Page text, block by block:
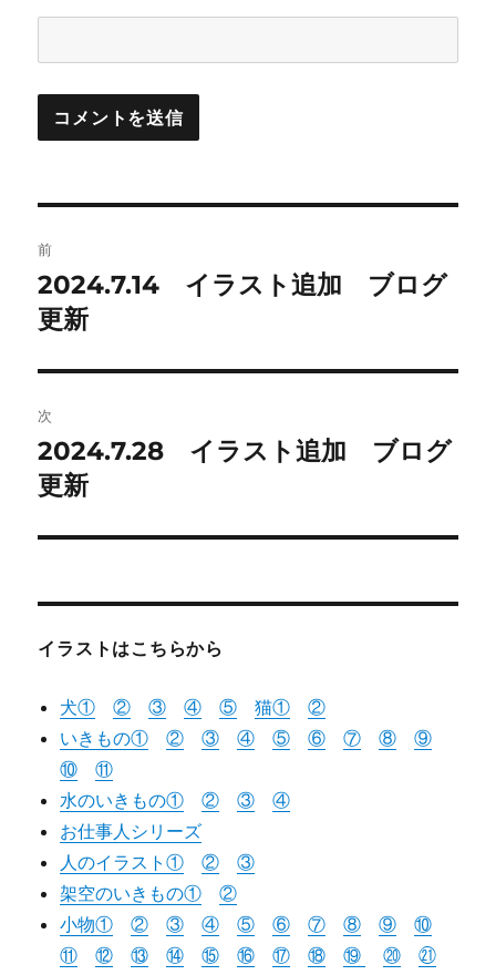
稿
ナ
ビ
ゲ
ー
シ
ン
前
前
の
稿:
2024.7.14 イラスト追加 ブログ
更新
次
次
の
稿:
2024.7.28 イラスト追加 ブログ
更新
イラストはこちらから
犬① ② ③ ④ ⑤ 猫①
②
いきもの①
② ③ ④ ⑤ ⑥ ⑦ ⑧
⑨
⑩
⑪
水のいきもの①
② ③
④
お仕事人シリーズ
人のイラスト①
②
③
架空のいきもの①
②
小物①
② ③ ④ ⑤ ⑥ ⑦ ⑧ ⑨
⑩
⑪
⑫ ⑬ ⑭ ⑮ ⑯ ⑰ ⑱ ⑲ ⑳ ㉑